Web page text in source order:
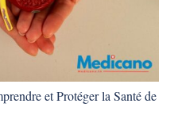
et Protéger la Santé de